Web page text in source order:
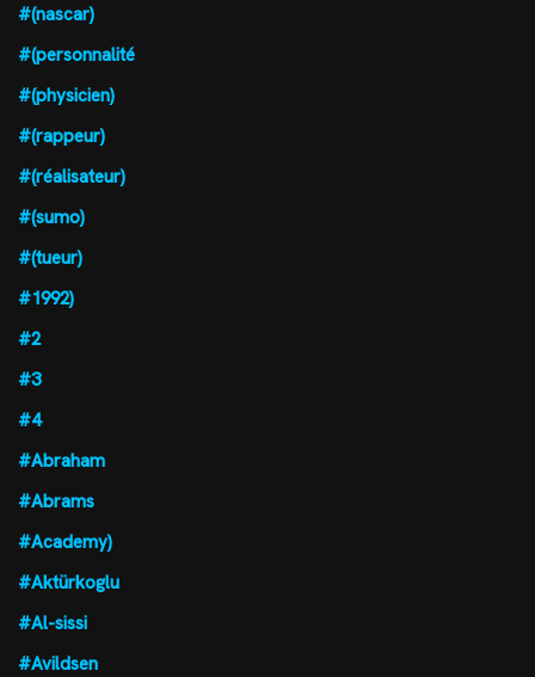
#(nascar)
#(personnalité
#(physicien)
#(rappeur)
#(réalisateur)
#(sumo)
#(tueur)
#1992)
#2
#3
#4
#Abraham
#Abrams
#Academy)
#Aktürkoglu
#Al-sissi
#Avildsen